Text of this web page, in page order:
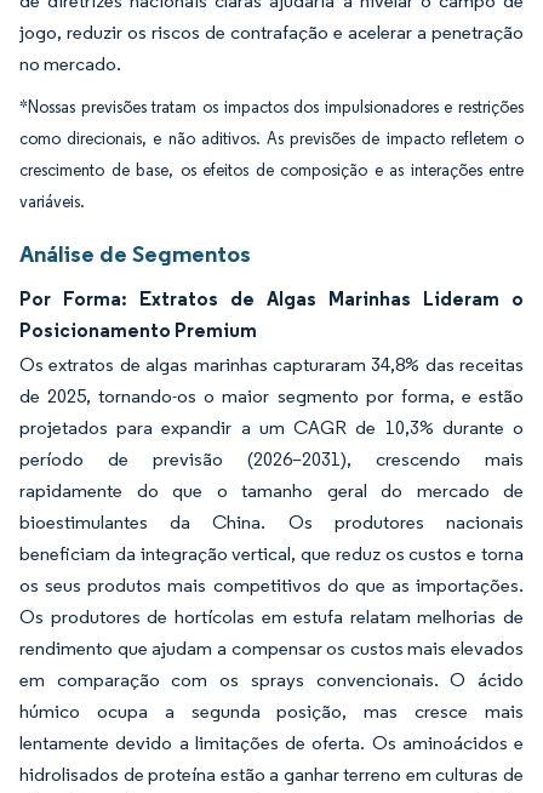
jogo, reduzir os riscos de contrafação e acelerar a penetração
no mercado.
*Nossas previsões tratam os impactos dos impulsionadores e restrições
como direcionais, e não aditivos. As previsões de impacto refletem o
crescimento de base, os efeitos de composição e as interações entre
variáveis.
Análise de Segmentos
Por Forma: Extratos de Algas Marinhas Lideram o
Posicionamento Premium
Os extratos de algas marinhas capturaram 34,8% das receitas
de 2025, tornando-os o maior segmento por forma, e estão
projetados para expandir a um CAGR de 10,3% durante o
período de previsão (2026–2031), crescendo mais
rapidamente do que o tamanho geral do mercado de
bioestimulantes da China. Os produtores nacionais
beneficiam da integração vertical, que reduz os custos e torna
os seus produtos mais competitivos do que as importações.
Os produtores de hortícolas em estufa relatam melhorias de
rendimento que ajudam a compensar os custos mais elevados
em comparação com os sprays convencionais. O ácido
húmico ocupa a segunda posição, mas cresce mais
lentamente devido a limitações de oferta. Os aminoácidos e
hidrolisados de proteína estão a ganhar terreno em culturas de